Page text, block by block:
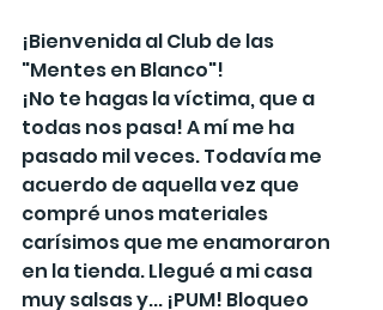
¡Bienvenida al Club de las
"Mentes en Blanco"!
¡No te hagas la víctima, que a
todas nos pasa! A mí me ha
pasado mil veces. Todavía me
acuerdo de aquella vez que
compré unos materiales
carísimos que me enamoraron
en la tienda. Llegué a mi casa
muy salsas y... ¡PUM! Bloqueo